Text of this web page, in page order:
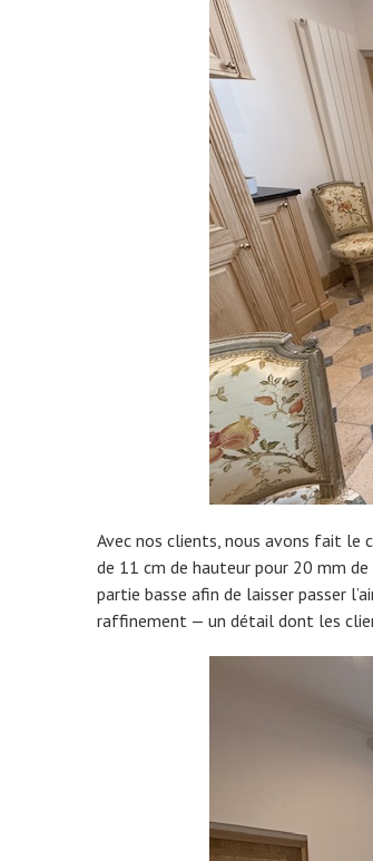
Avec nos clients, nous avons fait le
de 11 cm de hauteur pour 20 mm
partie basse afin de laisser passer
raffinement — un détail dont les